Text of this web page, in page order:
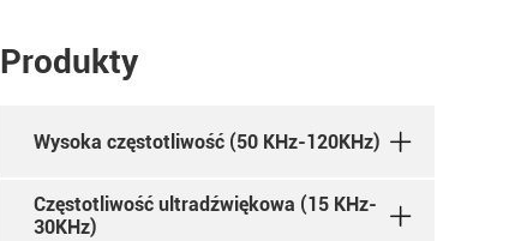
Produkty
Wysoka częstotliwość (50 KHz-120KHz)
Częstotliwość ultradźwiękowa (15 KHz-
30KHz)